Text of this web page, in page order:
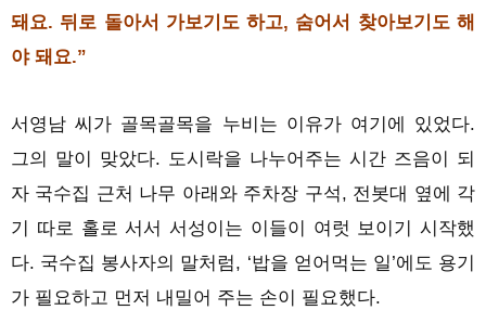
돼요. 뒤로 돌아서 가보기도 하고, 숨어서 찾아보기도 해
야 돼요.”
서영남 씨가 골목골목을 누비는 이유가 여기에 있었다.
그의 말이 맞았다. 도시락을 나누어주는 시간 즈음이 되
자 국수집 근처 나무 아래와 주차장 구석, 전봇대 옆에 각
기 따로 홀로 서서 서성이는 이들이 여럿 보이기 시작했
다. 국수집 봉사자의 말처럼, ‘밥을 얻어먹는 일’에도 용기
가 필요하고 먼저 내밀어 주는 손이 필요했다.